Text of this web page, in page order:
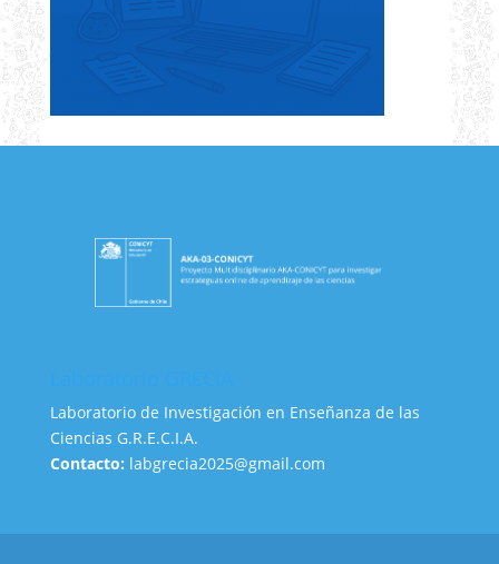
Laboratorio de Investigación en Enseñanza de las
Ciencias G.R.E.C.I.A.
Contacto: labgrecia2025@gmail.com